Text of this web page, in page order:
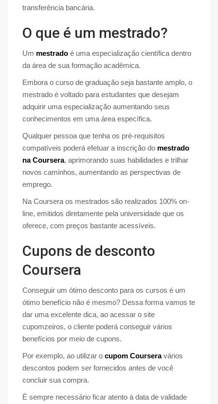
transferência bancária.
O que é um mestrado?
Um mestrado é uma especialização científica dentro
da área de sua formação acadêmica.
Embora o curso de graduação seja bastante amplo, o
mestrado é voltado para estudantes que desejam
adquirir uma especialização aumentando seus
conhecimentos em uma área específica.
Qualquer pessoa que tenha os pré-requisitos
compatíveis poderá efetuar a inscrição do mestrado
na Coursera, aprimorando suas habilidades e trilhar
novos caminhos, aumentando as perspectivas de
emprego.
Na Coursera os mestrados são realizados 100% on-
line, emitidos diretamente pela universidade que os
oferece, com preços bastante acessíveis.
Cupons de desconto
Coursera
Conseguir um ótimo desconto para os cursos é um
ótimo benefício não é mesmo? Dessa forma vamos te
dar uma excelente dica, ao acessar o site
cupomzeiros, o cliente poderá conseguir vários
benefícios por meio de cupons.
Por exemplo, ao utilizar o cupom Courseravários
descontos podem ser fornecidos antes de você
concluir sua compra.
É sempre necessário ficar atento à data de validade